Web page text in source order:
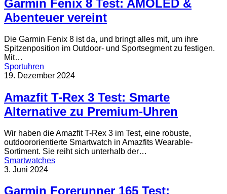
Garmin Fenix 8 Test: AMOLED &
Abenteuer vereint
Die Garmin Fenix 8 ist da, und bringt alles mit, um ihre
Spitzenposition im Outdoor- und Sportsegment zu festigen.
Mit…
Sportuhren
19. Dezember 2024
Amazfit T-Rex 3 Test: Smarte
Alternative zu Premium-Uhren
Wir haben die Amazfit T-Rex 3 im Test, eine robuste,
outdoororientierte Smartwatch in Amazfits Wearable-
Sortiment. Sie reiht sich unterhalb der…
Smartwatches
3. Juni 2024
Garmin Forerunner 165 Test: